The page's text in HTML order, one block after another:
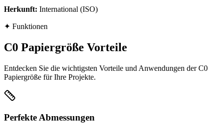
Herkunft: International (ISO)
✦ Funktionen
C0 Papiergröße Vorteile
Entdecken Sie die wichtigsten Vorteile und Anwendungen der C0
Papiergröße für Ihre Projekte.
Perfekte Abmessungen